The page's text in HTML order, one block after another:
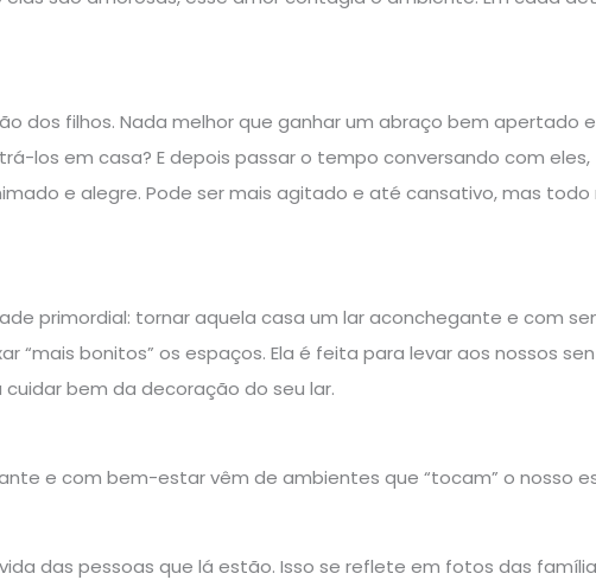
dos filhos. Nada melhor que ganhar um abraço bem apertado
los em casa? E depois passar o tempo conversando com
e alegre. Pode ser mais agitado e até cansativo, mas
primordial: tornar aquela casa um lar aconchegante e com
“mais bonitos” os espaços. Ela é feita para levar aos nossos
bem da decoração do seu lar.
e com bem-estar vêm de ambientes que “tocam” o nosso
das pessoas que lá estão. Isso se reflete em fotos das